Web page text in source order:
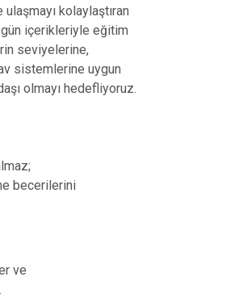
kolaylaştıran
içerikleriyle eğitim
seviyelerine,
sistemlerine uygun
olmayı hedefliyoruz.
becerilerini
ve